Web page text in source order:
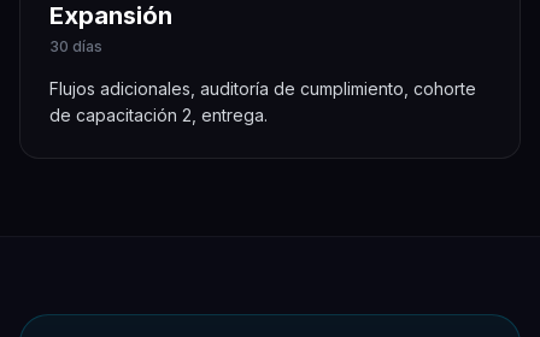
Expansión
30 días
Flujos adicionales, auditoría de cumplimiento, cohorte
de capacitación 2, entrega.